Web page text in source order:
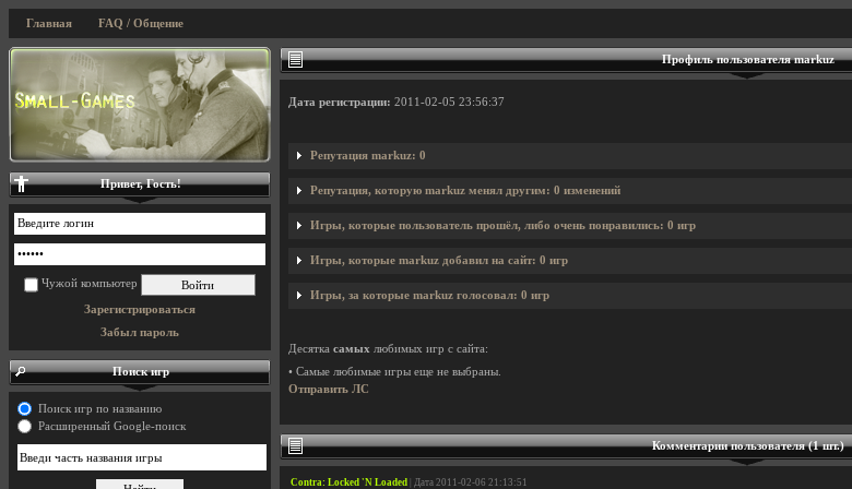
Главная FAQ / Общение
Профиль пользователя markuz
Дата регистрации: 2011-02-05 23:56:37
Репутация markuz: 0
Репутация, которую markuz менял другим: 0 изменений
Игры, которые пользователь прошёл, либо очень понравились: 0 игр
Игры, которые markuz добавил на сайт: 0 игр
Игры, за которые markuz голосовал: 0 игр
Десятка самых любимых игр с сайта:
• Самые любимые игры еще не выбраны.
Отправить ЛС
Комментарии пользователя (1 шт.)
Contra: Locked 'N Loaded | Дата 2011-02-06 21:13:51
Привет, Гость!
Чужой компьютер
Зарегистрироваться
Забыл пароль
Поиск игр
Поиск игр по названию
Расширенный Google-поиск